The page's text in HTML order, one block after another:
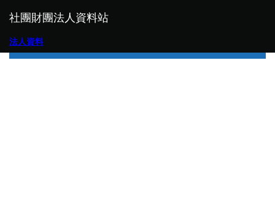
社團財團法人資料站
法人資料